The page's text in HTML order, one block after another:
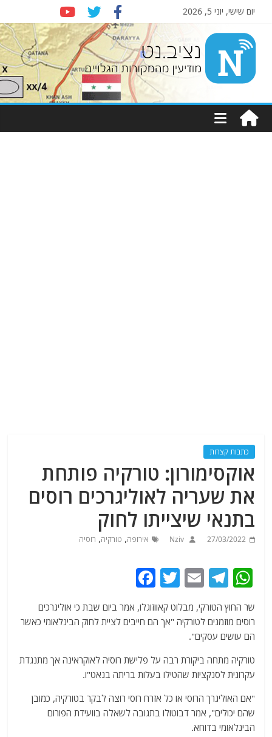
יום שישי, יוני 5, 2026
Nziv.net
מודיעין
מהמקורות
כתבות קצרות
אוקסימורון: טורקיה פותחת
את שעריה לאוליגרכים רוסים
בתנאי שיצייתו לחוק
27/03/2022
Nziv אירופה, טורקיה, רוסיה
W
at
s
A
p
p
T
e
g
ra
m
E
m
ai
l
T
itt
c
b
o
o
k
שר החוץ הטורקי, מבלוט קאווזוגלו, אמר ביום שבת כי אוליגרכים
רוסים מוזמנים לטורקיה "אך הם חייבים לציית לחוק הבינלאומי כאשר
הם עושים עסקים".
טורקיה מתחה ביקורת רבה על פלישת רוסיה לאוקראינה אך מתנגדת
עקרונית לסנקציות שהטילו בעלות בריתה בנאט"ו.
"אם האוליגרך הרוסי או כל אזרח רוסי רוצה לבקר בטורקיה, כמובן
שהם יכולים", אמר דבוטולו בתגובה לשאלה בוועידת הפורום
הבינלאומי בדוחא.